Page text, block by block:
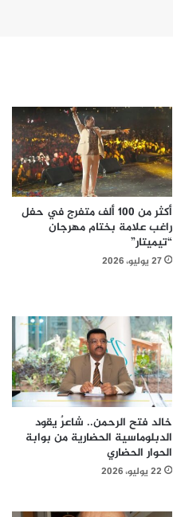
أكثر من 100 ألف متفرج في حفل
راغب علامة بختام مهرجان
“تيميتار”
27 يوليو، 2026
خالد فتح الرحمن.. شاعرٌ يقود
الدبلوماسية الحضارية من بوابة
الحوار الحضاري
22 يوليو، 2026